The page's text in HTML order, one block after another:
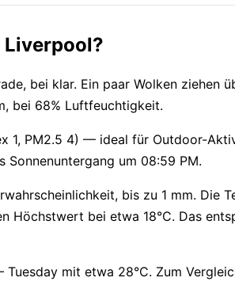
Liverpool?
bei klar. Ein paar Wolken ziehen
bei 68% Luftfeuchtigkeit.
1, PM2.5 4) — ideal für Outdoor-
Sonnenuntergang um 08:59 PM.
bis zu 1 mm. Die
Höchstwert bei etwa 18°C. Das
mit etwa 28°C. Zum